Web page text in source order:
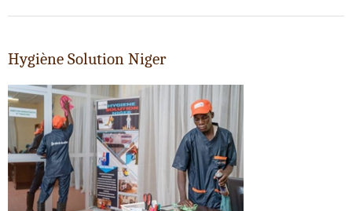
Hygiène Solution Niger